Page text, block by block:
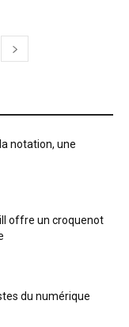
notation, une
offre un croquenot
du numérique